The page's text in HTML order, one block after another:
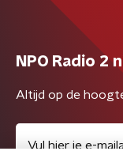
NPO Radio 2
Altijd op de